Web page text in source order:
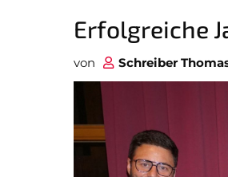
Erfolgreiche
von Schreiber